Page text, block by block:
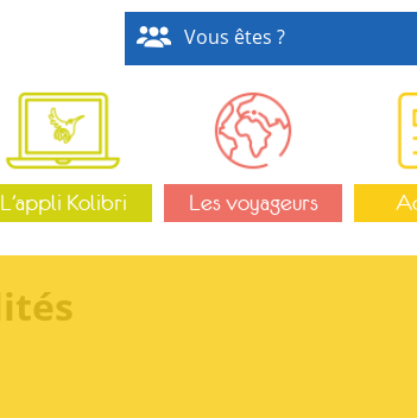
Vous êtes ?
L’appli Kolibri Les voyageurs